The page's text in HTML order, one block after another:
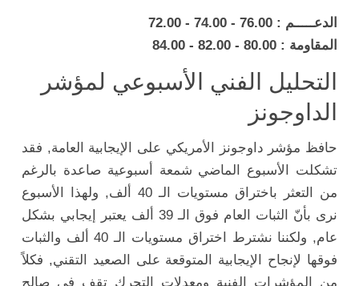
الدعـــــم : 76.00 - 74.00 - 72.00
المقاومة : 80.00 - 82.00 - 84.00
التحليل الفني الأسبوعي لمؤشر
الداوجونز
حافظ مؤشر داوجونز الأمريكي على الإيجابية العامة, فقد
تشكلت الأسبوع الماضي شمعة أسبوعية صاعدة بالرغم
من التعثر باختراق مستويات الـ 40 ألف, ولهذا الأسبوع
نرى بأنّ الثبات العام فوق الـ 39 ألف يعتبر إيجابي بشكل
عام, ولكننا نشترط اختراق مستويات الـ 40 ألف والثبات
فوقها لإنجاح الإيجابية المتوقعة على الصعيد التقني, فكلاً
من المؤشرات الفنية ومعدلات التحرك تقف في صالح